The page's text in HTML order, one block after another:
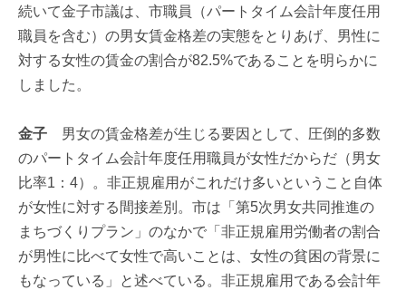
続いて金子市議は、市職員（パートタイム会計年度任用
職員を含む）の男女賃金格差の実態をとりあげ、男性に
対する女性の賃金の割合が82.5%であることを明らかに
しました。
金子 男女の賃金格差が生じる要因として、圧倒的多数
のパートタイム会計年度任用職員が女性だからだ（男女
比率1：4）。非正規雇用がこれだけ多いということ自体
が女性に対する間接差別。市は「第5次男女共同推進の
まちづくりプラン」のなかで「非正規雇用労働者の割合
が男性に比べて女性で高いことは、女性の貧困の背景に
もなっている」と述べている。非正規雇用である会計年